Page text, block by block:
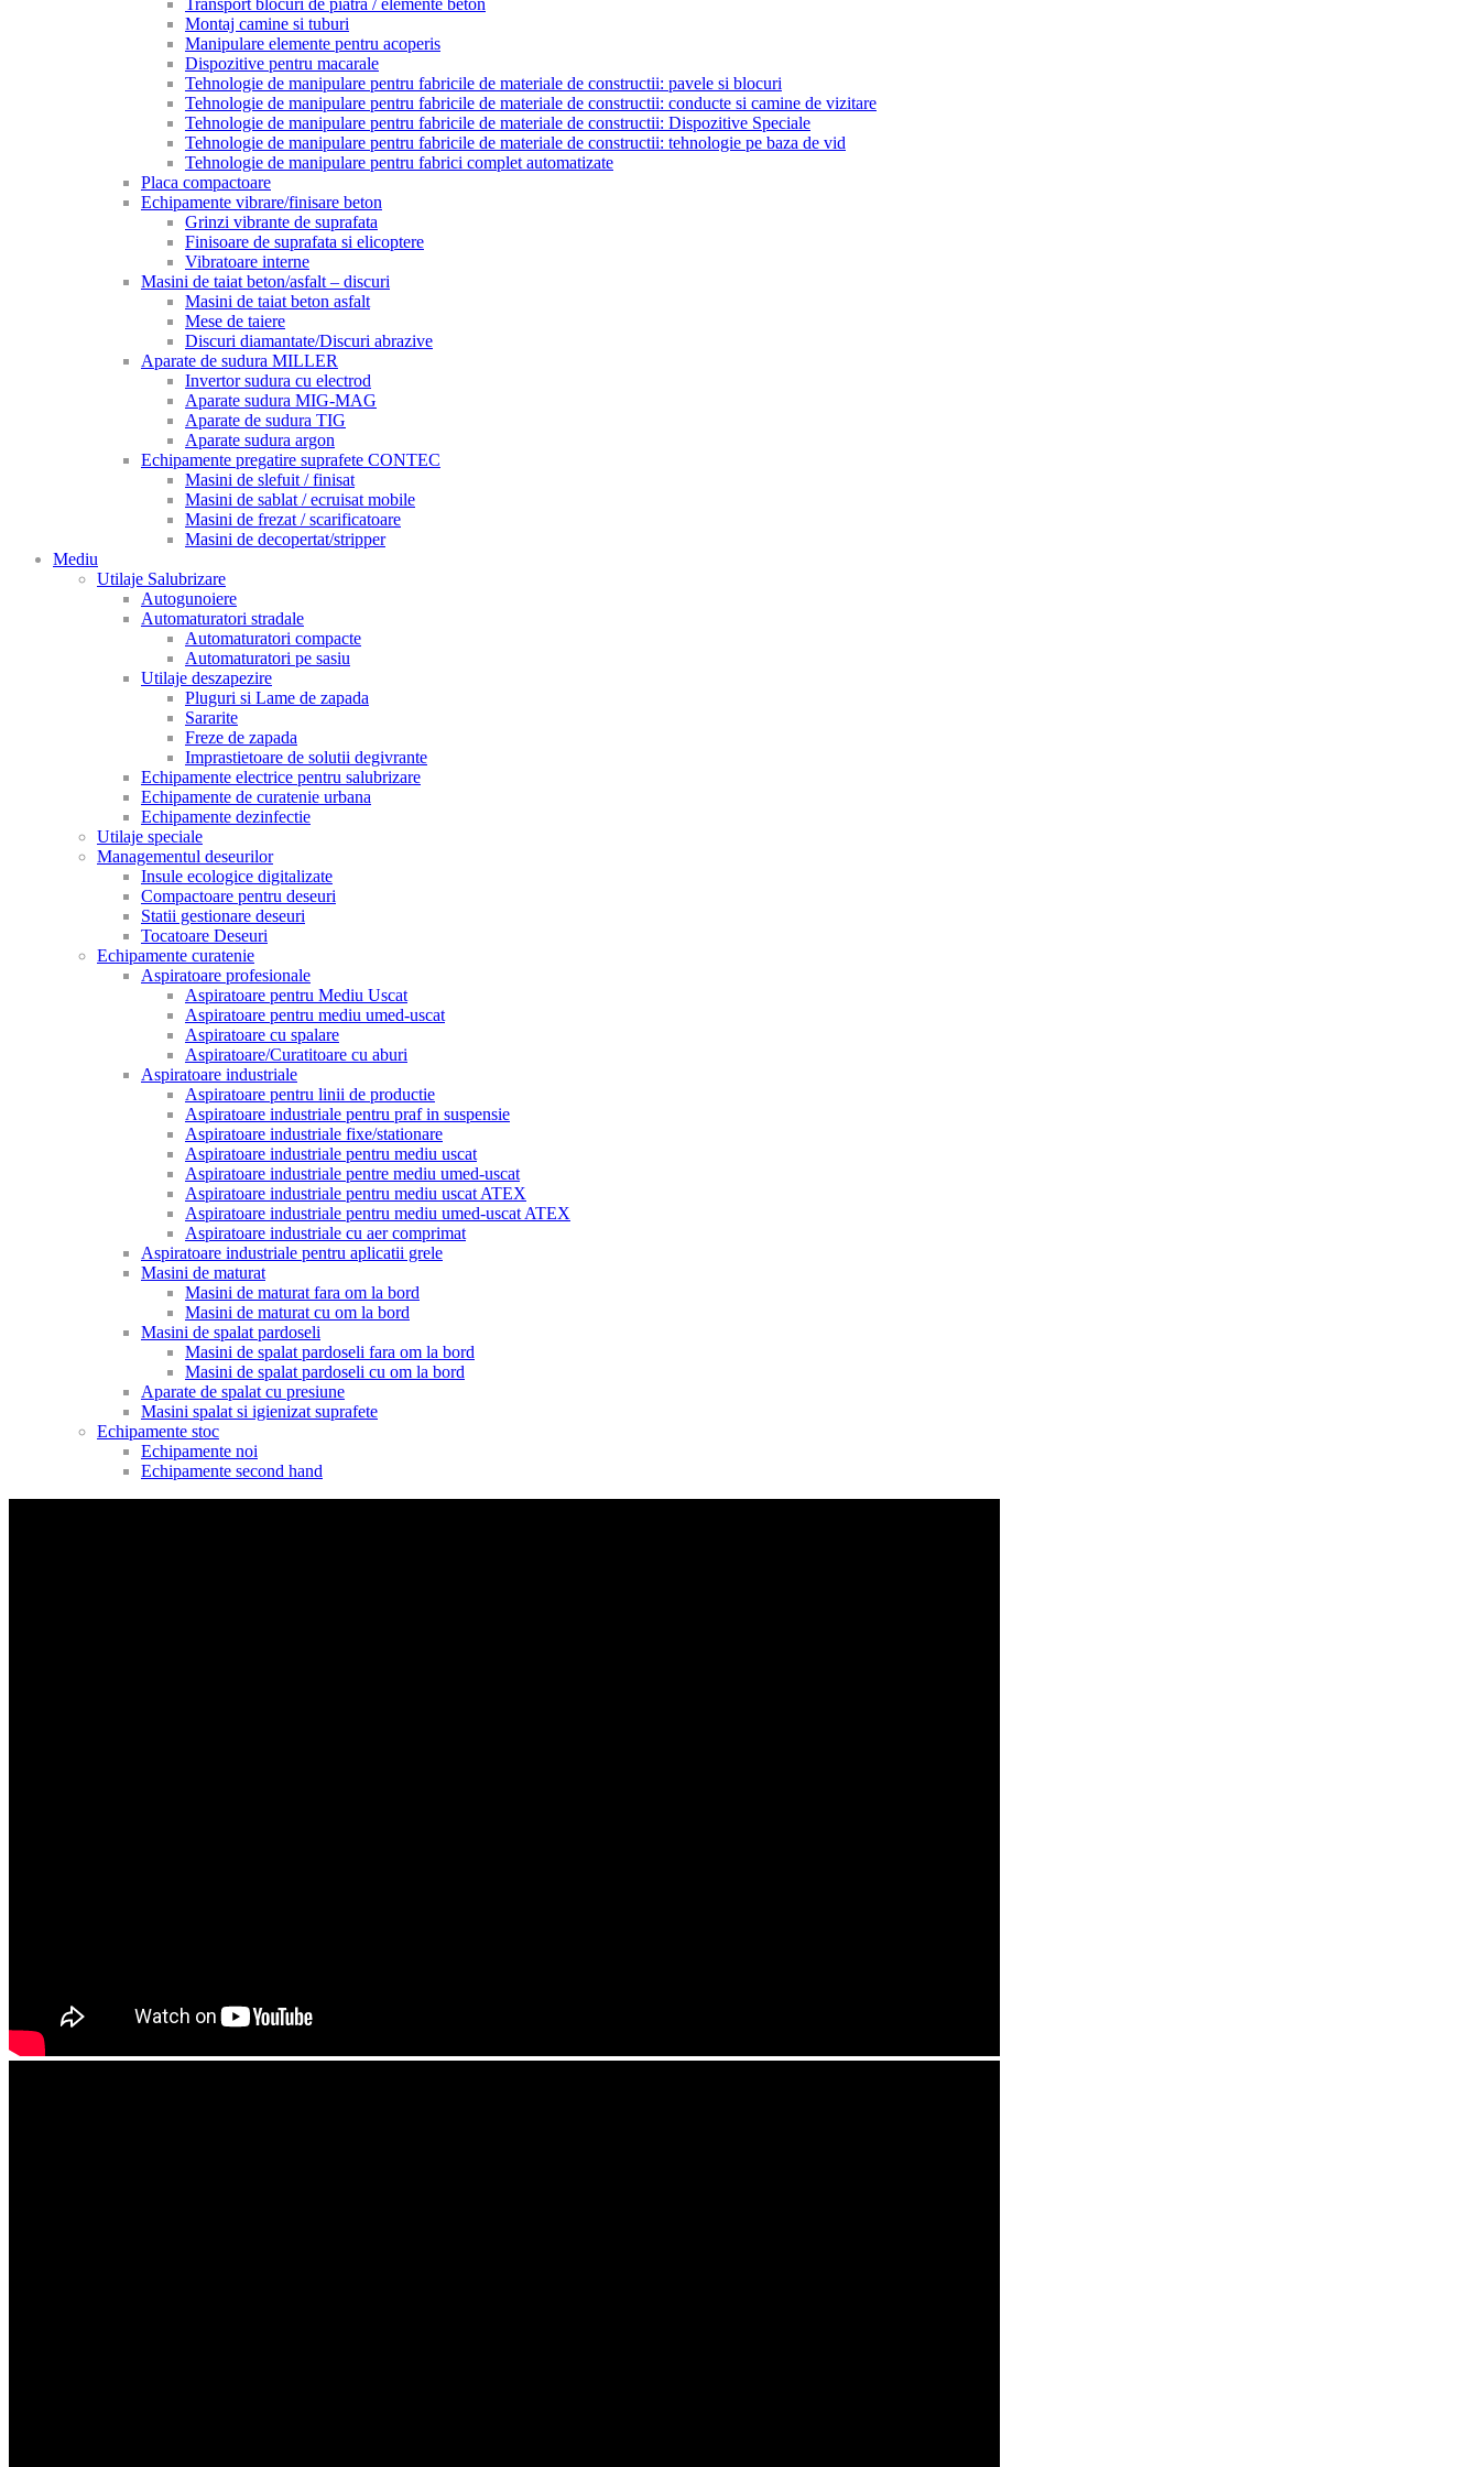
Transport blocuri de piatra / elemente beton
Montaj camine si tuburi
Manipulare elemente pentru acoperis
Dispozitive pentru macarale
Tehnologie de manipulare pentru fabricile de materiale de constructii: pavele si blocuri
Tehnologie de manipulare pentru fabricile de materiale de constructii: conducte si camine de vizitare
Tehnologie de manipulare pentru fabricile de materiale de constructii: Dispozitive Speciale
Tehnologie de manipulare pentru fabricile de materiale de constructii: tehnologie pe baza de vid
Tehnologie de manipulare pentru fabrici complet automatizate
Placa compactoare
Echipamente vibrare/finisare beton
Grinzi vibrante de suprafata
Finisoare de suprafata si elicoptere
Vibratoare interne
Masini de taiat beton/asfalt – discuri
Masini de taiat beton asfalt
Mese de taiere
Discuri diamantate/Discuri abrazive
Aparate de sudura MILLER
Invertor sudura cu electrod
Aparate sudura MIG-MAG
Aparate de sudura TIG
Aparate sudura argon
Echipamente pregatire suprafete CONTEC
Masini de slefuit / finisat
Masini de sablat / ecruisat mobile
Masini de frezat / scarificatoare
Masini de decopertat/stripper
Mediu
Utilaje Salubrizare
Autogunoiere
Automaturatori stradale
Automaturatori compacte
Automaturatori pe sasiu
Utilaje deszapezire
Pluguri si Lame de zapada
Sararite
Freze de zapada
Imprastietoare de solutii degivrante
Echipamente electrice pentru salubrizare
Echipamente de curatenie urbana
Echipamente dezinfectie
Utilaje speciale
Managementul deseurilor
Insule ecologice digitalizate
Compactoare pentru deseuri
Statii gestionare deseuri
Tocatoare Deseuri
Echipamente curatenie
Aspiratoare profesionale
Aspiratoare pentru Mediu Uscat
Aspiratoare pentru mediu umed-uscat
Aspiratoare cu spalare
Aspiratoare/Curatitoare cu aburi
Aspiratoare industriale
Aspiratoare pentru linii de productie
Aspiratoare industriale pentru praf in suspensie
Aspiratoare industriale fixe/stationare
Aspiratoare industriale pentru mediu uscat
Aspiratoare industriale pentre mediu umed-uscat
Aspiratoare industriale pentru mediu uscat ATEX
Aspiratoare industriale pentru mediu umed-uscat ATEX
Aspiratoare industriale cu aer comprimat
Aspiratoare industriale pentru aplicatii grele
Masini de maturat
Masini de maturat fara om la bord
Masini de maturat cu om la bord
Masini de spalat pardoseli
Masini de spalat pardoseli fara om la bord
Masini de spalat pardoseli cu om la bord
Aparate de spalat cu presiune
Masini spalat si igienizat suprafete
Echipamente stoc
Echipamente noi
Echipamente second hand